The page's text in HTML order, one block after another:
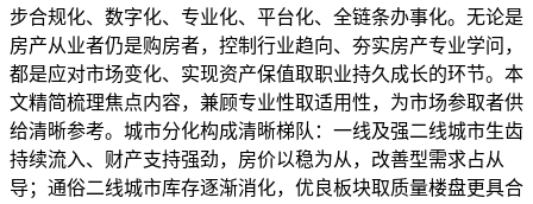
步合规化、数字化、专业化、平台化、全链条办事化。无论是
房产从业者仍是购房者，控制行业趋向、夯实房产专业学问，
都是应对市场变化、实现资产保值取职业持久成长的环节。本
文精简梳理焦点内容，兼顾专业性取适用性，为市场参取者供
给清晰参考。城市分化构成清晰梯队：一线及强二线城市生齿
持续流入、财产支持强劲，房价以稳为从，改善型需求占从
导；通俗二线城市库存逐渐消化，优良板块取质量楼盘更具合